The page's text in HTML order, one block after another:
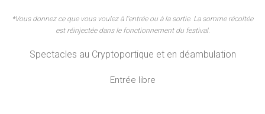
*Vous donnez ce que vous voulez à l’entrée ou à la sortie. La somme récoltée
est réinjectée dans le fonctionnement du festival.
Spectacles au Cryptoportique et en déambulation
Entrée libre